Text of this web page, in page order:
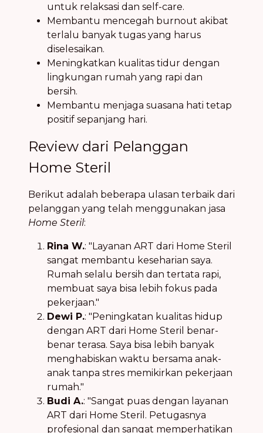
untuk relaksasi dan self-care.
Membantu mencegah burnout akibat
terlalu banyak tugas yang harus
diselesaikan.
Meningkatkan kualitas tidur dengan
lingkungan rumah yang rapi dan
bersih.
Membantu menjaga suasana hati tetap
positif sepanjang hari.
Review dari Pelanggan
Home Steril
Berikut adalah beberapa ulasan terbaik dari
pelanggan yang telah menggunakan jasa
Home Steril:
Rina W.: "Layanan ART dari Home Steril
sangat membantu keseharian saya.
Rumah selalu bersih dan tertata rapi,
membuat saya bisa lebih fokus pada
pekerjaan."
Dewi P.: "Peningkatan kualitas hidup
dengan ART dari Home Steril benar-
benar terasa. Saya bisa lebih banyak
menghabiskan waktu bersama anak-
anak tanpa stres memikirkan pekerjaan
rumah."
Budi A.: "Sangat puas dengan layanan
ART dari Home Steril. Petugasnya
profesional dan sangat memperhatikan